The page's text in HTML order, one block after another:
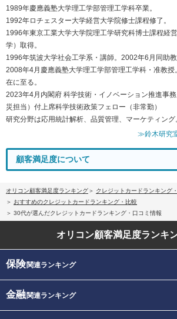
1989年慶應義塾大学理工学部管理工学科卒業。
1992年ロチェスター大学経営大学院修士課程修了。
1996年東京工業大学大学院理工学研究科博士課程経
学）取得。
1996年筑波大学社会工学系・講師。2002年6月同助教
2008年4月慶應義塾大学理工学部管理工学科・准教
在に至る。
2023年4月内閣府 科学技術・イノベーション推進事
災担当）付上席科学技術政策フェロー（非常勤）
研究分野は応用統計解析、品質管理、マーケティング
≫鈴木研究
顧客満足度について
オリコン顧客満足度ランキング
クレジットカードランキング
おすすめのクレジットカードランキング・比較
30代が選んだクレジットカードランキング・口コミ情報
オリコン顧客満足度ランキ
保険関連ランキング
金融関連ランキング